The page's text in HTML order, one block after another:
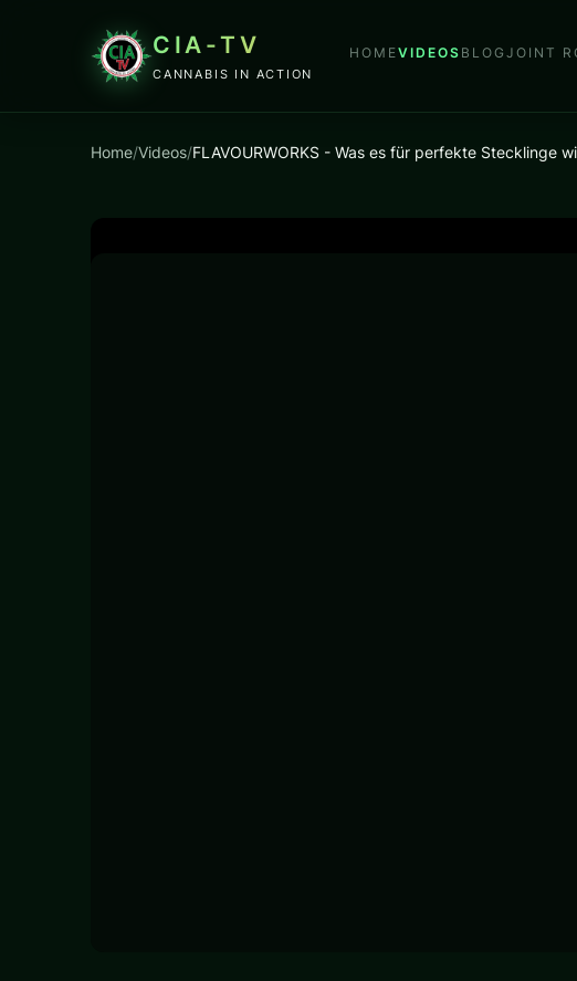
CIA-TV
CANNABIS IN ACTION
HOMEVIDEOS BLOGJOINT
Home/Videos/FLAVOURWORKS - Was es für perfekte Stecklinge